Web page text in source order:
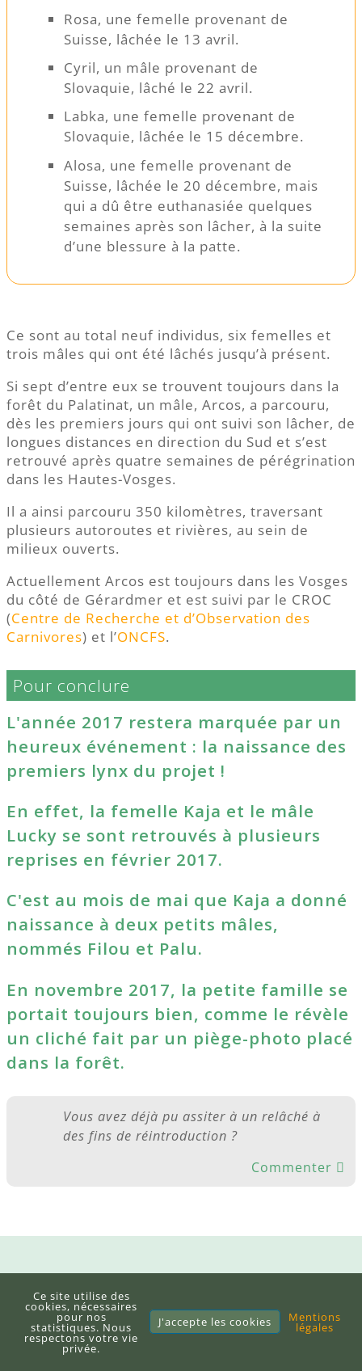
Rosa, une femelle provenant de
Suisse, lâchée le 13 avril.
Cyril, un mâle provenant de
Slovaquie, lâché le 22 avril.
Labka, une femelle provenant de
Slovaquie, lâchée le 15 décembre.
Alosa, une femelle provenant de
Suisse, lâchée le 20 décembre, mais
qui a dû être euthanasiée quelques
semaines après son lâcher, à la suite
d’une blessure à la patte.
Ce sont au total neuf individus, six femelles et
trois mâles qui ont été lâchés jusqu’à présent.
Si sept d’entre eux se trouvent toujours dans la
forêt du Palatinat, un mâle, Arcos, a parcouru,
dès les premiers jours qui ont suivi son lâcher, de
longues distances en direction du Sud et s’est
retrouvé après quatre semaines de pérégrination
dans les Hautes-Vosges.
Il a ainsi parcouru 350 kilomètres, traversant
plusieurs autoroutes et rivières, au sein de
milieux ouverts.
Actuellement Arcos est toujours dans les Vosges
du côté de Gérardmer et est suivi par le CROC
(Centre de Recherche et d’Observation des
Carnivores) et l’ONCFS.
Pour conclure
L'année 2017 restera marquée par un
heureux événement : la naissance des
premiers lynx du projet !
En effet, la femelle Kaja et le mâle
Lucky se sont retrouvés à plusieurs
reprises en février 2017.
C'est au mois de mai que Kaja a donné
naissance à deux petits mâles,
nommés Filou et Palu.
En novembre 2017, la petite famille se
portait toujours bien, comme le révèle
un cliché fait par un piège-photo placé
dans la forêt.
Vous avez déjà pu assiter à un relâché à
des fins de réintroduction ?
Commenter
Garantissez la qualité de vos actions de
gestion de la biodiversité
Ce site utilise des
cookies, nécessaires
pour nos
statistiques. Nous
respectons votre vie
privée.
J'accepte les cookies Mentions
légales